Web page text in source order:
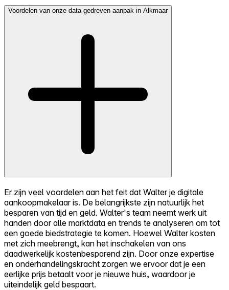
Voordelen van onze data-gedreven aanpak in Alkmaar
Er zijn veel voordelen aan het feit dat Walter je digitale
aankoopmakelaar is. De belangrijkste zijn natuurlijk het
besparen van tijd en geld. Walter's team neemt werk uit
handen door alle marktdata en trends te analyseren om tot
een goede biedstrategie te komen. Hoewel Walter kosten
met zich meebrengt, kan het inschakelen van ons
daadwerkelijk kostenbesparend zijn. Door onze expertise
en onderhandelingskracht zorgen we ervoor dat je een
eerlijke prijs betaalt voor je nieuwe huis, waardoor je
uiteindelijk geld bespaart.